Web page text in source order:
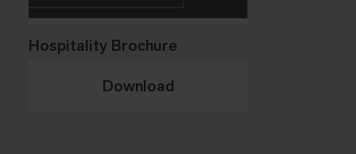
Hospitality Brochure
Download